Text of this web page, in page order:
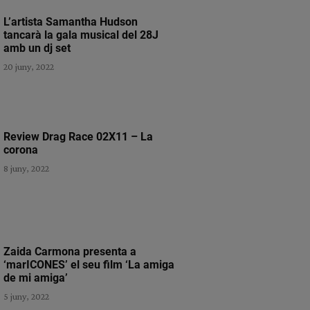
L’artista Samantha Hudson
tancarà la gala musical del 28J
amb un dj set
20 juny, 2022
Review Drag Race 02X11 – La
corona
8 juny, 2022
Zaida Carmona presenta a
‘marICONES’ el seu film ‘La amiga
de mi amiga’
5 juny, 2022